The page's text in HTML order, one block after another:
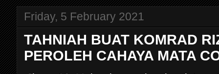
Friday, 5 February 2021
TAHNIAH BUAT KOMRAD
PEROLEH CAHAYA MATA